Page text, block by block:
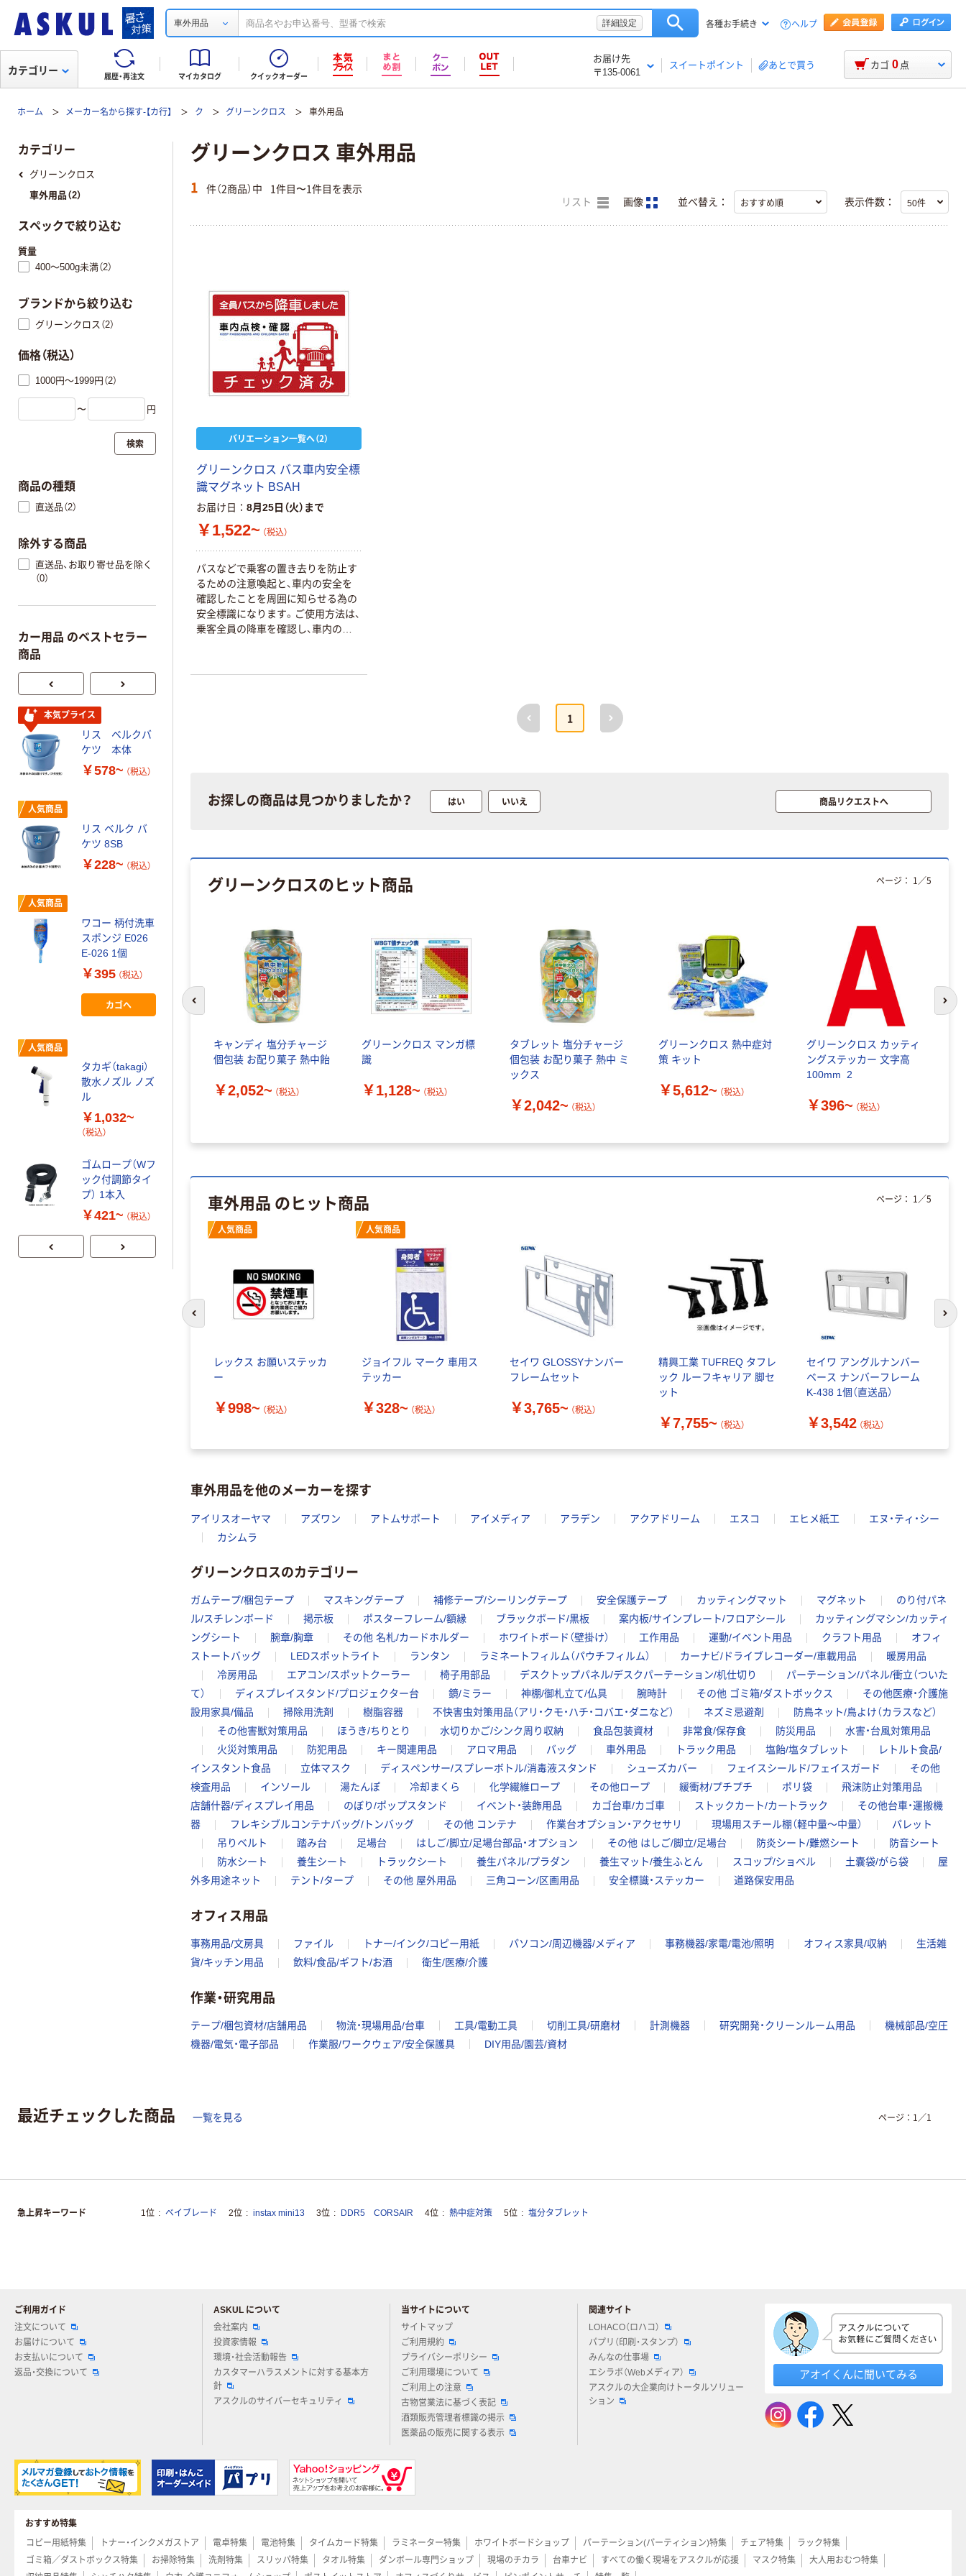
車外用品 詳細設定 各種お手続き ヘルプ
履歴・再注文 マイカタログ クイックオーダー
お届け先
〒135-0061
スイートポイント あとで買う
カテゴリー カゴ 0 点
ホーム メーカー名から探す-【カ行】 ク グリーンクロス 車外用品
グリーンクロス 車外用品
1 件（2商品）中 1件目〜1件目を表示
リスト 画像 並べ替え： 表示件数：
バリエーション一覧へ（2）
グリーンクロス バス車内安全標
識マグネット BSAH
お届け日 8月25日（火）まで
￥1,522~ （税込）
バスなどで乗客の置き去りを防止す
るための注意喚起と、車内の安全を
確認したことを周囲に知らせる為の
安全標識になります。ご使用方法は、
乗客全員の降車を確認し、車内の安
す。シート状のマグネットタイプな
前へ
1
次へ
お探しの商品は見つかりましたか？ はい いいえ 商品リクエストへ
グリーンクロスのヒット商品
スス
キャンディ 塩分チャージ
個包装 お配り菓子 熱中飴
￥2,052~ （税込）
グリーンクロス マンガ標
識
￥1,128~ （税込）
タブレット 塩分チャージ
個包装 お配り菓子 熱中 ミ
ックス
￥2,042~ （税込）
グリーンクロス 熱中症対
策 キット
￥5,612~ （税込）
グリーンクロス カッティ
ングステッカー 文字高
100mm_2
￥396~ （税込）
ページ： 1 ／5
前のスライドへ 次
車外用品 のヒット商品
人気商品
レックス お願いステッカ
ー
￥998~ （税込）
人気商品
ジョイフル マーク 車用ス
テッカー
￥328~ （税込）
セイワ GLOSSYナンバー
フレームセット
￥3,765~ （税込）
精興工業 TUFREQ タフレ
ック ルーフキャリア 脚セ
ット
￥7,755~ （税込）
セイワ アングルナンバー
ベース ナンバーフレーム
K-438 1個（直送品）
￥3,542 （税込）
ページ： 1 ／5
前のスライドへ 次
車外用品を他のメーカーを探す
アイリスオーヤマ アズワン アトムサポート アイメディア アラデン アクアドリーム エスコ エヒメ紙工
エヌ・ティ・シー
カシムラ
グリーンクロスのカテゴリー
ガムテープ/梱包テープ マスキングテープ 補修テープ/シーリングテープ 安全保護テープ カッティングマット マグネット
のり付パネ
ル/スチレンボード
掲示板 ポスターフレーム/額縁 ブラックボード/黒板 案内板/サインプレート/フロアシール
カッティングマシン/カッティ
ングシート
腕章/胸章 その他 名札/カードホルダー ホワイトボード（壁掛け） 工作用品 運動/イベント用品 クラフト用品
オフィ
ストートバッグ
LEDスポットライト ランタン ラミネートフィルム（パウチフィルム） カーナビ/ドライブレコーダー/車載用品
暖房用品
冷房用品
エアコン/スポットクーラー 椅子用部品 デスクトップパネル/デスクパーテーション/机仕切り
パーテーション/パネル/衝立（ついた
て）
ディスプレイスタンド/プロジェクター台 鏡/ミラー 神棚/御札立て/仏具 腕時計 その他 ゴミ箱/ダストボックス
その他医療・介護施
設用家具/備品
掃除用洗剤 樹脂容器 不快害虫対策用品（アリ・クモ・ハチ・コバエ・ダニなど） ネズミ忌避剤
防鳥ネット/鳥よけ（カラスなど）
その他害獣対策用品
ほうき/ちりとり 水切りかご/シンク周り収納 食品包装資材 非常食/保存食 防災用品
水害・台風対策用品
火災対策用品
防犯用品 キー関連用品 アロマ用品 バッグ 車外用品 トラック用品 塩飴/塩タブレット
レトルト食品/
インスタント食品
立体マスク ディスペンサー/スプレーボトル/消毒液スタンド シューズカバー フェイスシールド/フェイスガード
その他
検査用品
インソール 湯たんぽ 冷却まくら 化学繊維ロープ その他ロープ 緩衝材/プチプチ ポリ袋
飛沫防止対策用品
店舗什器/ディスプレイ用品
のぼり/ポップスタンド イベント・装飾用品 カゴ台車/カゴ車 ストックカート/カートラック
その他台車・運搬機
器
フレキシブルコンテナバッグ/トンバッグ その他 コンテナ 作業台オプション・アクセサリ 現場用スチール棚（軽中量～中量）
パレット
吊りベルト
踏み台 足場台 はしご/脚立/足場台部品・オプション その他 はしご/脚立/足場台 防炎シート/難燃シート
防音シート
防水シート
養生シート トラックシート 養生パネル/プラダン 養生マット/養生ふとん スコップ/ショベル 土嚢袋/がら袋
屋
外多用途ネット
テント/タープ その他 屋外用品 三角コーン/区画用品 安全標識・ステッカー 道路保安用品
オフィス用品
事務用品/文房具 ファイル トナー/インク/コピー用紙 パソコン/周辺機器/メディア 事務機器/家電/電池/照明 オフィス家具/収納
生活雑
貨/キッチン用品
飲料/食品/ギフト/お酒 衛生/医療/介護
作業・研究用品
テープ/梱包資材/店舗用品 物流・現場用品/台車 工具/電動工具 切削工具/研磨材 計測機器 研究開発・クリーンルーム用品
機械部品/空圧
機器/電気・電子部品
作業服/ワークウェア/安全保護具 DIY用品/園芸/資材
カテゴリー
グリーンクロス
車外用品（2）
スペックで絞り込む
質量
400～500g未満（2）
ブランドから絞り込む
グリーンクロス（2）
価格（税込）
1000円～1999円（2）
〜 円
検索
商品の種類
直送品（2）
除外する商品
直送品、お取り寄せ品を除く
（0）
カー用品 のベストセラー
商品
本気プライス
リス ベルクバ
ケツ 本体
￥578~ （税込）
人気商品
リス ベルク バ
ケツ 8SB
￥228~ （税込）
人気商品
ワコー 柄付洗車
スポンジ E026
E-026 1個
￥395 （税込）
カゴへ
人気商品
タカギ（takagi）
散水ノズル ノズ
ル
￥1,032~
（税込）
ゴムロープ（Wフ
ック付調節タイ
プ） 1本入
￥421~ （税込）
オリジナル
重光商事 マイ
クロファイバー
アスクル限定
￥558~ （税込）
ニトムズ コロコ
ロミニ クルマ用
￥1,028~
（税込）
クロス CC-2
リス ベルクバ
￥238~ （税込）
合 バケツ 広口
ー 9L 1セット（1
￥1,800
ホースがねじれ
にくいホースリ
ール PRQ グリ
￥5,478~
人気商品
￥137~ （税込）
ー 1072 1個
￥959 （税込）
シャー液 0℃
ハック 傘型サン
カゴへ
スポンジ E026
E-026 1個
￥395 （税込）
カゴへ
人気商品
ル
ック付調節タイ
最近チェックした商品 一覧を見る ページ： 1 ／1
急上昇キーワード 1位 ベイブレード 2位 instax mini13 3位 DDR5 CORSAIR 4位 熱中症対策 5位 塩分タブレット
ご利用ガイド
注文について
お届けについて
お支払いについて
返品・交換について
ASKUL について
会社案内
投資家情報
環境・社会活動報告
カスタマーハラスメントに対する基本方
針
アスクルのサイバーセキュリティ
当サイトについて
サイトマップ
ご利用規約
プライバシーポリシー
ご利用環境について
ご利用上の注意
古物営業法に基づく表記
酒類販売管理者標識の掲示
医薬品の販売に関する表示
関連サイト
LOHACO（ロハコ）
パプリ（印刷・スタンプ）
みんなの仕事場
エシラボ（Webメディア）
アスクルの大企業向けトータルソリュー
ション
アオイくんに聞いてみる
おすすめ特集
コピー用紙特集
トナー・インクメガストア 電卓特集 電池特集 タイムカード特集 ラミネーター特集 ホワイトボードショップ パーテーション(パーティション)特集 チェア特集
ラック特集
ゴミ箱／ダストボックス特集
お掃除特集 洗剤特集 スリッパ特集 タオル特集 ダンボール専門ショップ 現場のチカラ 台車ナビ すべての働く現場をアスクルが応援 マスク特集
大人用おむつ特集